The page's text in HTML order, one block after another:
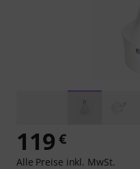
119 €
Alle Preise inkl. MwSt.